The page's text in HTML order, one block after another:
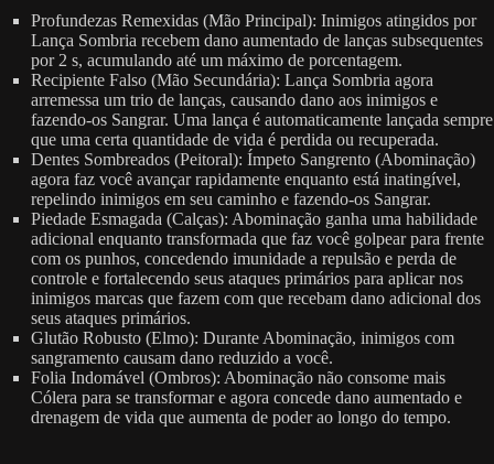
Profundezas Remexidas (Mão Principal): Inimigos atingidos por
Lança Sombria recebem dano aumentado de lanças subsequentes
por 2 s, acumulando até um máximo de porcentagem.
Recipiente Falso (Mão Secundária): Lança Sombria agora
arremessa um trio de lanças, causando dano aos inimigos e
fazendo-os Sangrar. Uma lança é automaticamente lançada sempre
que uma certa quantidade de vida é perdida ou recuperada.
Dentes Sombreados (Peitoral): Ímpeto Sangrento (Abominação)
agora faz você avançar rapidamente enquanto está inatingível,
repelindo inimigos em seu caminho e fazendo-os Sangrar.
Piedade Esmagada (Calças): Abominação ganha uma habilidade
adicional enquanto transformada que faz você golpear para frente
com os punhos, concedendo imunidade a repulsão e perda de
controle e fortalecendo seus ataques primários para aplicar nos
inimigos marcas que fazem com que recebam dano adicional dos
seus ataques primários.
Glutão Robusto (Elmo): Durante Abominação, inimigos com
sangramento causam dano reduzido a você.
Folia Indomável (Ombros): Abominação não consome mais
Cólera para se transformar e agora concede dano aumentado e
drenagem de vida que aumenta de poder ao longo do tempo.